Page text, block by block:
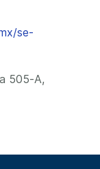
se-
505-A,